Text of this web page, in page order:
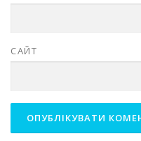
САЙТ